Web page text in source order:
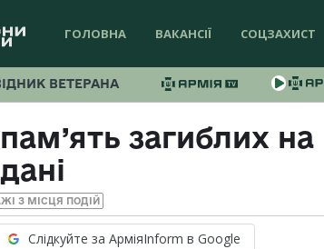
ГОЛОВНА ВАКАНСІЇ СОЦЗАХИСТ
ВЕТЕРАНА
загиблих на
З МІСЦЯ ПОДІЙ
Слідкуйте за АрміяInform в Google